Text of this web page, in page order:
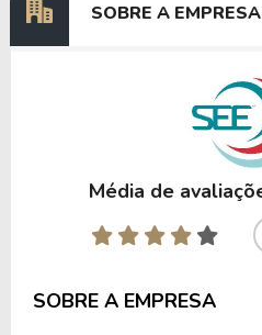
SOBRE A
Média de
SOBRE A EMPRESA